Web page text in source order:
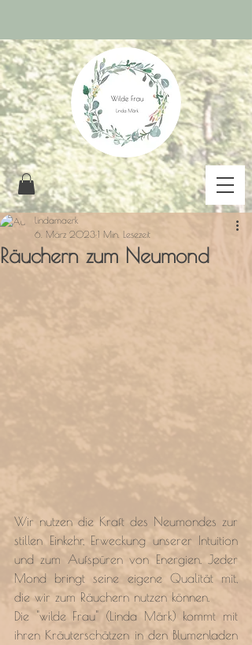
Räuchern zum Neumond
lindamaerk
6. März 2023 1 Min. Lesezeit
Wir nutzen die Kraft des Neumondes zur
stillen Einkehr, Erweckung unserer Intuition
und zum Aufspüren von Energien. Jeder
Mond bringt seine eigene Qualität mit,
die wir zum Räuchern nutzen können.
Die "wilde Frau" (Linda Märk) kommt mit
ihren Kräuterschätzen in den Blumenladen